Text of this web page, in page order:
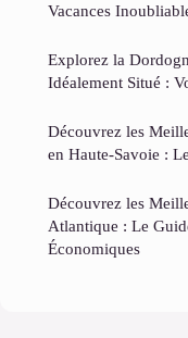
Vacances
Explorez la
Idéalement Situé :
Découvrez les
en Haute-Savoie :
Découvrez les
Atlantique : Le
Économiques